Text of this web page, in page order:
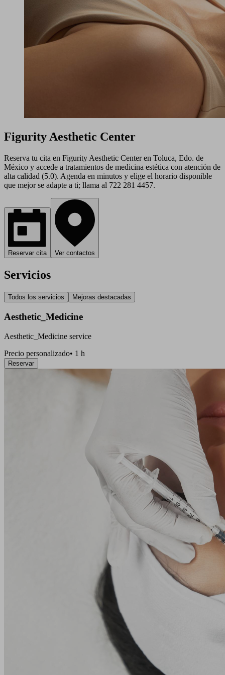
Figurity Aesthetic Center
Reserva tu cita en Figurity Aesthetic Center en Toluca, Edo. de
México y accede a tratamientos de medicina estética con atención de
alta calidad (5.0). Agenda en minutos y elige el horario disponible
que mejor se adapte a ti; llama al 722 281 4457.
Reservar cita Ver contactos
Servicios
Todos los servicios Mejoras destacadas
Aesthetic_Medicine
Aesthetic_Medicine service
Precio personalizado• 1 h
Reservar